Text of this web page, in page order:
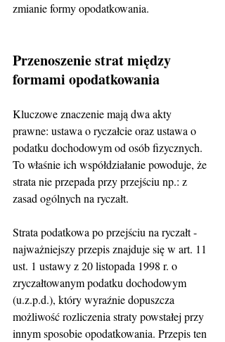
zmianie formy opodatkowania.
Przenoszenie strat między
formami opodatkowania
Kluczowe znaczenie mają dwa akty
prawne: ustawa o ryczałcie oraz ustawa o
podatku dochodowym od osób fizycznych.
To właśnie ich współdziałanie powoduje, że
strata nie przepada przy przejściu np.: z
zasad ogólnych na ryczałt.
Strata podatkowa po przejściu na ryczałt -
najważniejszy przepis znajduje się w art. 11
ust. 1 ustawy z 20 listopada 1998 r. o
zryczałtowanym podatku dochodowym
(u.z.p.d.), który wyraźnie dopuszcza
możliwość rozliczenia straty powstałej przy
innym sposobie opodatkowania. Przepis ten